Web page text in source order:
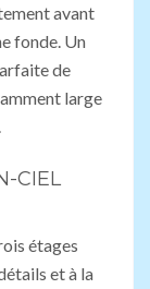
avant
fonde. Un
de
large
CIEL
étages
et à la